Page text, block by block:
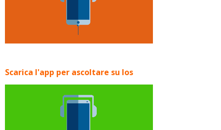
Scarica l'app per ascoltare su Ios